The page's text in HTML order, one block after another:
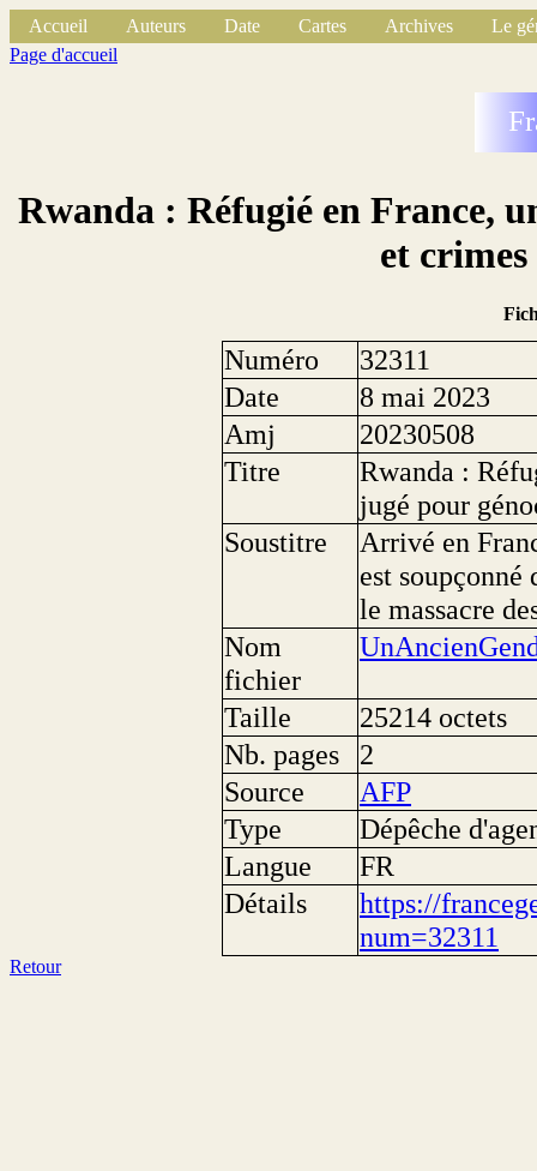
Accueil Auteurs Date Cartes Archives
Le
Page d'accueil
Rwanda : Réfugié en France,
et crimes
Numéro
32311
Date
8 mai 2023
Amj
20230508
Titre
Rwanda :
jugé pour
Soustitre
Arrivé en
est
le massacre
Nom
fichier
Taille
25214 octets
Nb. pages
2
Source
AFP
Type
Dépêche
Langue
FR
Détails
https://
num=32311
Retour